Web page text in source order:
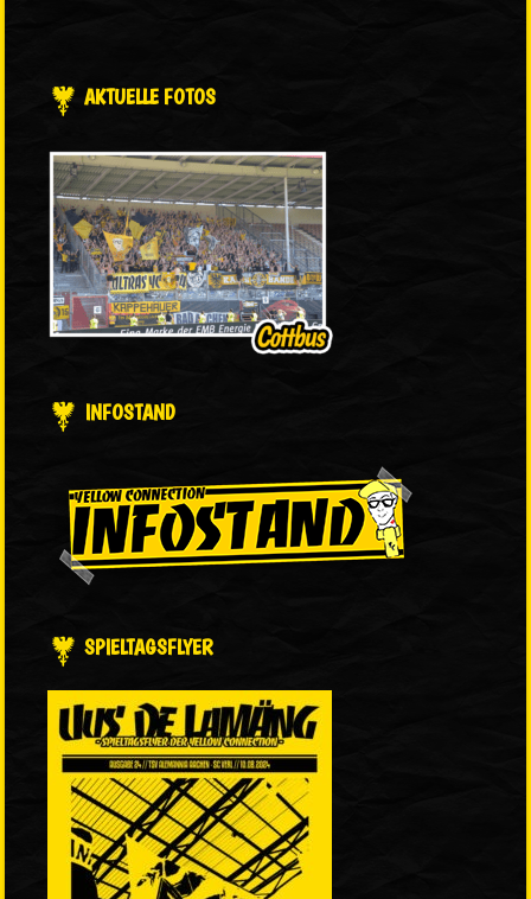
AKTUELLE FOTOS
INFOSTAND
SPIELTAGSFLYER